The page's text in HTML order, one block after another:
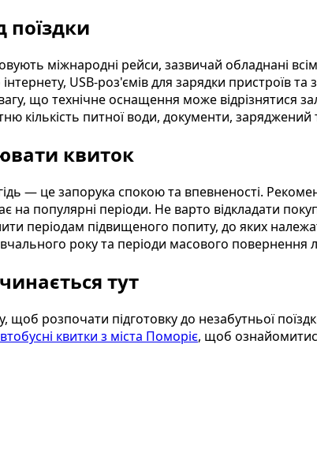
поїздки
міжнародні рейси, зазвичай обладнані
USB-роз'ємів для зарядки пристроїв
що технічне оснащення може відрізнятися
кількість питної води, документи, заряджений
квиток
— це запорука спокою та впевненості.
популярні періоди. Не варто відкладати
періодам підвищеного попиту, до яких
року та періоди масового повернення
тут
щоб розпочати підготовку до незабутньої
квитки з міста Поморіє, щоб